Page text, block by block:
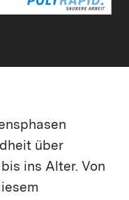
über
ins Alter. Von